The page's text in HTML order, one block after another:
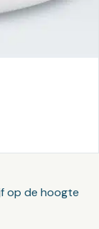
op de hoogte